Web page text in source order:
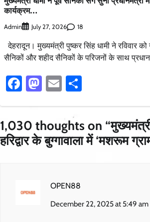
कार्यक्रम…
Admin July 27, 2026 18
देहरादून। मुख्यमंत्री पुष्कर सिंह धामी ने रविवार को
सैनिकों और शहीद सैनिकों के परिजनों के साथ
Facebook
Mastodon
Email
1,030 thoughts on “
हरिद्वार के बुग्गावाला में ‘मशरूम
OPEN88
December 22, 2025 at 5:49 am